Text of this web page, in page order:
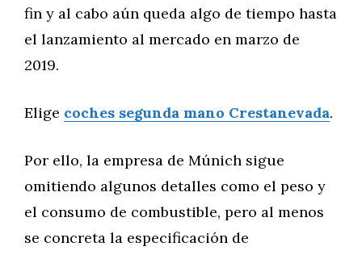
fin y al cabo aún queda algo de tiempo hasta
el lanzamiento al mercado en marzo de
2019.
Elige coches segunda mano Crestanevada.
Por ello, la empresa de Múnich sigue
omitiendo algunos detalles como el peso y
el consumo de combustible, pero al menos
se concreta la especificación de